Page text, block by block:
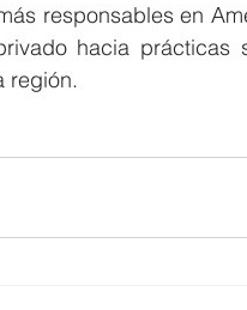
responsables en
hacia prácticas
región.